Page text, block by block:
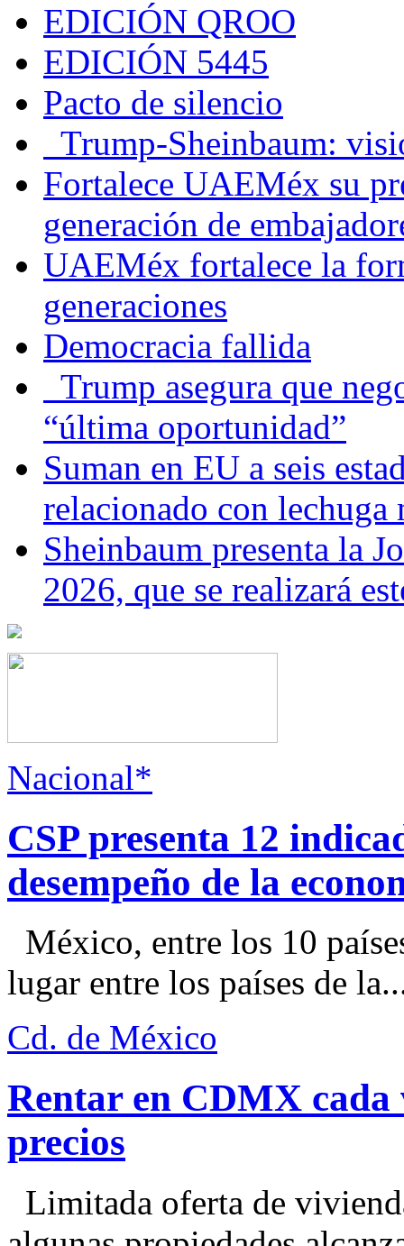
EDICIÓN QROO
EDICIÓN 5445
Pacto de silencio
Trump-Sheinbaum:
Fortalece UAEMéx su
generación de
UAEMéx fortalece la
generaciones
Democracia fallida
Trump asegura que
“última oportunidad”
Suman en EU a seis
relacionado con lechuga
Sheinbaum presenta la
2026, que se realizará
Nacional*
CSP presenta 12
desempeño de la
México, entre los 10
lugar entre los países de
Cd. de México
Rentar en CDMX cada
precios
Limitada oferta de